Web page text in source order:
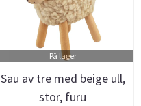
På lager
Sau av tre med beige ull,
stor, furu